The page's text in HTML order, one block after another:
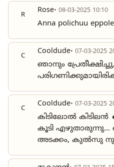
R Rose• 08-03-2025 10:10
Anna polichuu
C Cooldude• 07-03-2025
ഞാനും
C Cooldude• 07-03-2025
കിടിലോൽ കിടിലൻ
കൂടി
അടക്കം, കുൽസു നു